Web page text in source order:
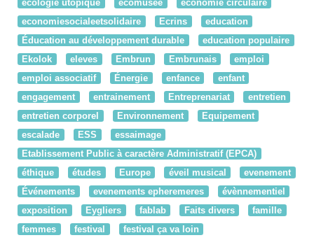
écologie utopique ecomusee
economie circulaire
economiesocialeetsolidaire
Ecrins
education
Éducation au développement durable
education populaire
Ekolok
eleves Embrun Embrunais
emploi
emploi associatif
Énergie enfance
enfant
engagement
entrainement Entreprenariat
entretien
entretien corporel
Environnement
Equipement
escalade
ESS
essaimage
Etablissement Public à caractère Administratif (EPCA)
éthique
études Europe éveil musical
evenement
Événements
evenements epheremeres
évènnementiel
exposition
Eygliers fablab Faits divers
famille
femmes
festival
festival ça va loin